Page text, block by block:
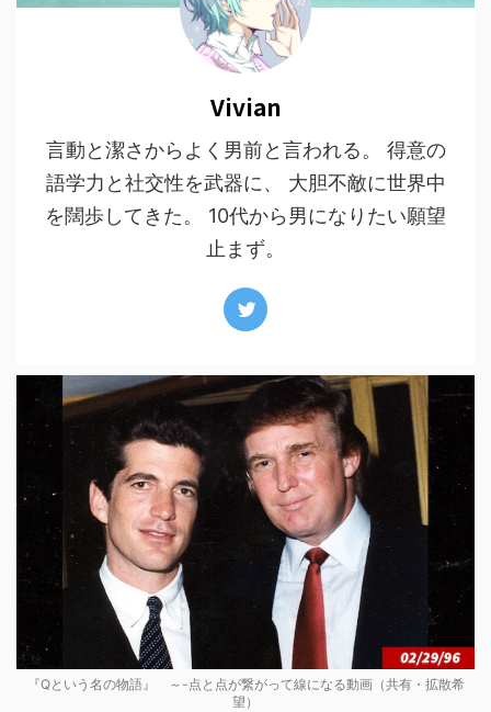
Vivian
言動と潔さからよく男前と言われる。 得意の
語学力と社交性を武器に、 大胆不敵に世界中
を闊歩してきた。 10代から男になりたい願望
止まず。
『Qという名の物語』 ～-点と点が繋がって線になる動画（共有・拡散希
望）